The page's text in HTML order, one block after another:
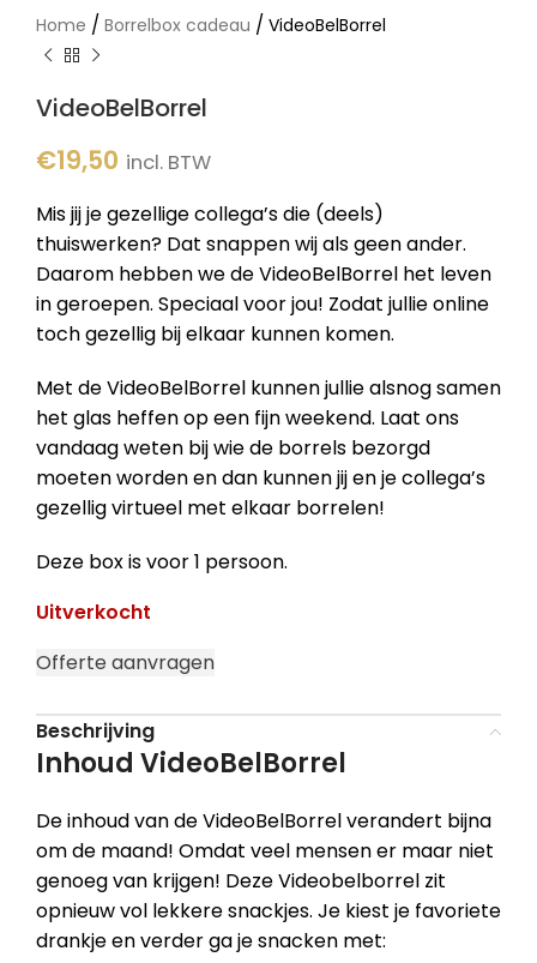
Home / Borrelbox cadeau / VideoBelBorrel
VideoBelBorrel
€19,50 incl. BTW
Mis jij je gezellige collega’s die (deels)
thuiswerken? Dat snappen wij als geen ander.
Daarom hebben we de VideoBelBorrel het leven
in geroepen. Speciaal voor jou! Zodat jullie online
toch gezellig bij elkaar kunnen komen.
Met de VideoBelBorrel kunnen jullie alsnog samen
het glas heffen op een fijn weekend. Laat ons
vandaag weten bij wie de borrels bezorgd
moeten worden en dan kunnen jij en je collega’s
gezellig virtueel met elkaar borrelen!
Deze box is voor 1 persoon.
Uitverkocht
Offerte aanvragen
Beschrijving
Inhoud VideoBelBorrel
De inhoud van de VideoBelBorrel verandert bijna
om de maand! Omdat veel mensen er maar niet
genoeg van krijgen! Deze Videobelborrel zit
opnieuw vol lekkere snackjes. Je kiest je favoriete
drankje en verder ga je snacken met: